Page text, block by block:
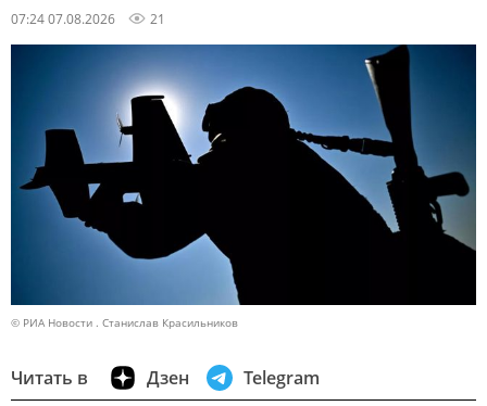
07:24 07.08.2026 21
© РИА Новости . Станислав Красильников
Читать в Дзен Telegram